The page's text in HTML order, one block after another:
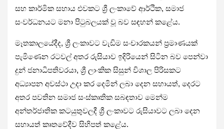
සහ කාර්මික සහාය එවකට ශ්‍රී ලංකාවේ ආර්ථික, සමාජ
සංවර්ධනයට මනා පිටුබලයක් වූ බව සඳහන් කළේය.
මෑතකාලයේදීද, ශ්‍රී ලංකාවට වැඩිම සංචාරකයන් ප්‍රමාණයක්
පැමිණෙන රටවල් අතර රුසියාව ඉදිරියෙන් සිටින බව පෙන්වා
දුන් ජනාධිපතිවරයා, ශ්‍රී ලාංකික සිසුන් විශාල පිරිසකට
අධ්‍යාපන අවස්ථා උදා කර දෙමින් ලබා දෙන සහායත්, දෙරට
අතර පවතින සමාජ සංස්කෘතික සබඳතාව මෙන්ම
අන්තර්ජාතික කටයුතුවලදී ශ්‍රී ලංකාවට රුසියාවට ලබා දෙන
සහායත් කෘතවේදීව සිහිපත් කළේය.